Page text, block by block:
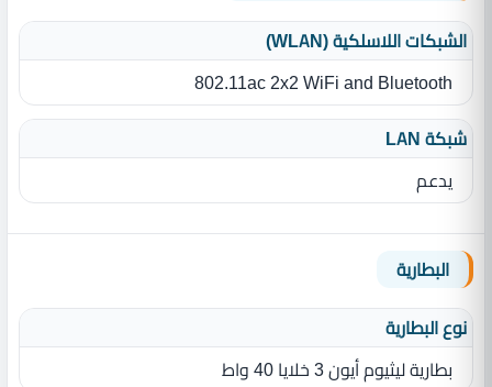
الشبكات اللاسلكية (WLAN)
802.11ac 2x2 WiFi and Bluetooth
شبكة LAN
يدعم
البطارية
نوع البطارية‏
بطارية ليثيوم أيون 3 خلايا 40 واط